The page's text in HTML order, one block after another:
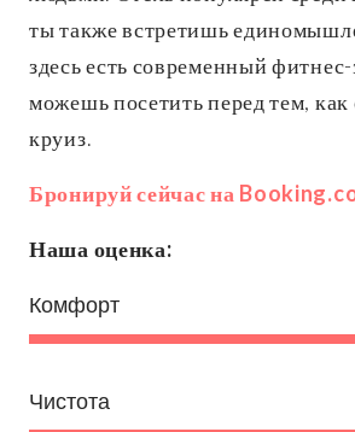
ты также встретишь
здесь есть современный
можешь посетить перед тем, как
круиз.
Бронируй сейчас на
Наша оценка:
Комфорт
Чистота